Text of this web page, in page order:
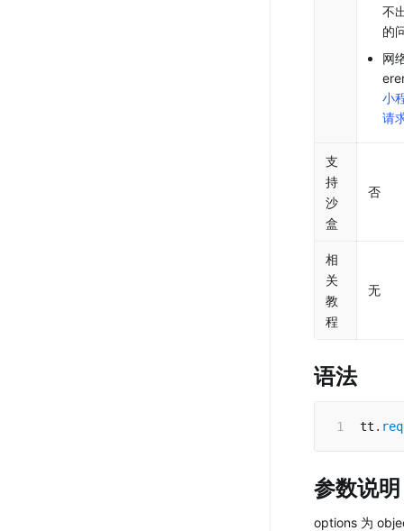
不
的
网
小
请
支
持
沙
盒
否
相
关
教
程
无
语法
tt .
参数说明
options 为